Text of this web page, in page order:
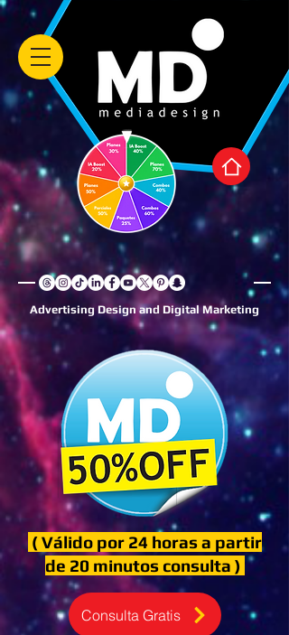
Advertising Design and Digital Marketing
( Válido por 24 horas a partir
de 20 minutos consulta )
Consulta Gratis